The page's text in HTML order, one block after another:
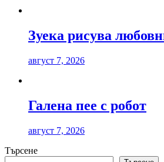
Зуека рисува
август 7, 2026
Галена пее с робот
август 7, 2026
Търсене